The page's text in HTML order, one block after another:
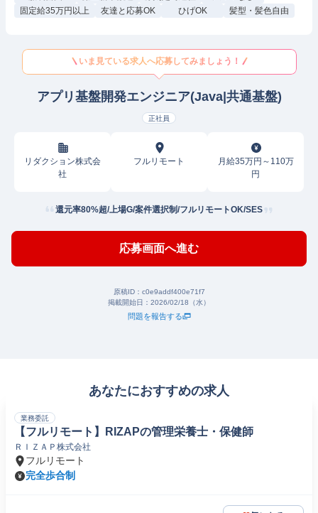
固定給35万円以上
友達と応募OK ひげOK 髪型・髪色自由
いま見ている求人へ応募してみましょう！
アプリ基盤開発エンジニア(Java|共通基盤)
正社員
リダクション株式会
社
フルリモート
月給35万円～110万
円
還元率80%超/上場G/案件選択制/フルリモートOK/SES
応募画面へ進む
原稿ID： c0e9addf400e71f7
掲載開始日： 2026/02/18（水）
問題を報告する
あなたにおすすめの求人
業務委託
【フルリモート】RIZAPの管理栄養士・保健師
ＲＩＺＡＰ株式会社
フルリモート
完全歩合制